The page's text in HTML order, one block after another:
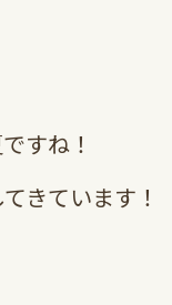
すね！
きています！